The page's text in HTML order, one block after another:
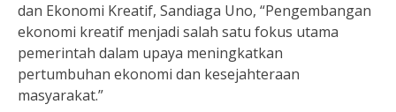
dan Ekonomi Kreatif, Sandiaga Uno, “Pengembangan
ekonomi kreatif menjadi salah satu fokus utama
pemerintah dalam upaya meningkatkan
pertumbuhan ekonomi dan kesejahteraan
masyarakat.”